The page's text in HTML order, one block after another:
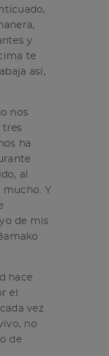
y
te
así,
nos
tres
ha
al
mucho. Y
de mis
hace
el
vez
no
de